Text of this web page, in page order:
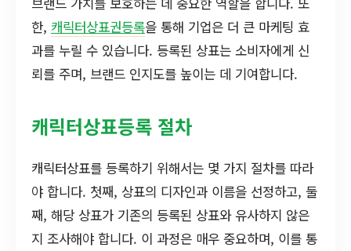
한, 캐릭터상표권등록을 통해 기업은 더 큰 마케팅 효
과를 누릴 수 있습니다. 등록된 상표는 소비자에게 신
뢰를 주며, 브랜드 인지도를 높이는 데 기여합니다.
캐릭터상표등록 절차
캐릭터상표를 등록하기 위해서는 몇 가지 절차를 따라
야 합니다. 첫째, 상표의 디자인과 이름을 선정하고, 둘
째, 해당 상표가 기존의 등록된 상표와 유사하지 않은
지 조사해야 합니다. 이 과정은 매우 중요하며, 이를 통